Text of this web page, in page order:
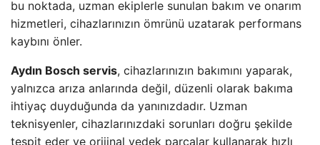
bu noktada, uzman ekiplerle sunulan bakım ve onarım
hizmetleri, cihazlarınızın ömrünü uzatarak performans
kaybını önler.
Aydın Bosch servis, cihazlarınızın bakımını yaparak,
yalnızca arıza anlarında değil, düzenli olarak bakıma
ihtiyaç duyduğunda da yanınızdadır. Uzman
teknisyenler, cihazlarınızdaki sorunları doğru şekilde
tespit eder ve orijinal yedek parçalar kullanarak hızlı